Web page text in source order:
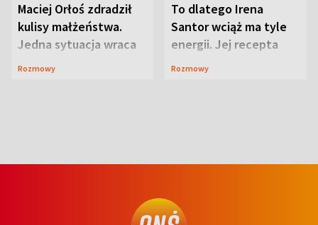
Maciej Orłoś zdradził
kulisy małżeństwa.
Jedna sytuacja wraca
jak bumerang
Rozmowy
To dlatego Irena
Santor wciąż ma tyle
energii. Jej recepta
jest zaskakująco
Rozmowy